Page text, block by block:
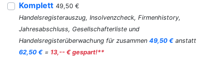
Komplett 49,50 €
Handelsregisterauszug, Insolvenzcheck, Firmenhistory,
Jahresabschluss, Gesellschafterliste und
Handelsregisterüberwachung für zusammen 49,50 € anstatt
62,50 € = 13,-- € gespart!**